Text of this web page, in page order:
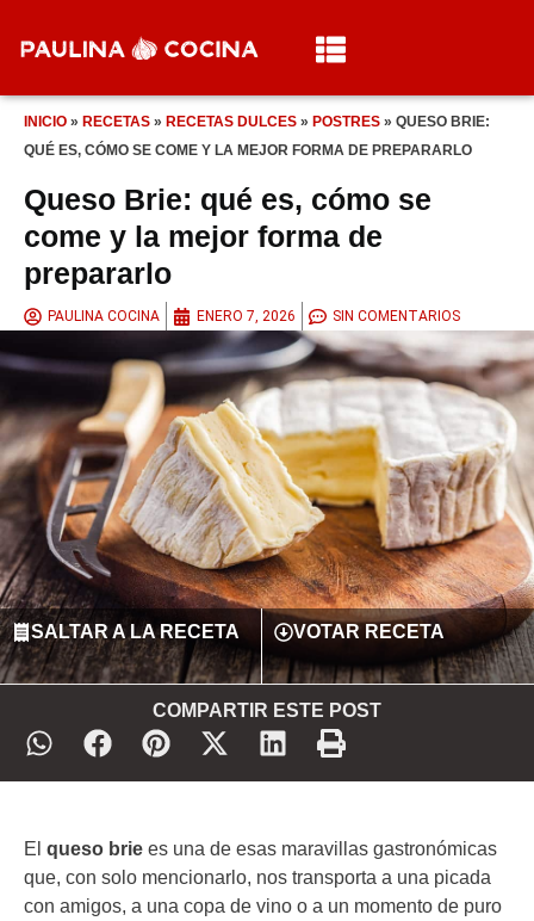
INICIO » RECETAS » RECETAS DULCES » POSTRES » QUESO BRIE:
QUÉ ES, CÓMO SE COME Y LA MEJOR FORMA DE PREPARARLO
Queso Brie: qué es, cómo se
come y la mejor forma de
prepararlo
PAULINA COCINA ENERO 7, 2026 SIN COMENTARIOS
SALTAR A LA RECETA VOTAR RECETA
COMPARTIR ESTE POST
El queso brie es una de esas maravillas gastronómicas
que, con solo mencionarlo, nos transporta a una picada
con amigos, a una copa de vino o a un momento de puro